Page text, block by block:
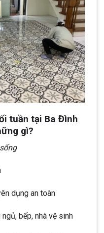
tuần tại Ba Đình
gì?
dụng an toàn
bếp, nhà vệ sinh